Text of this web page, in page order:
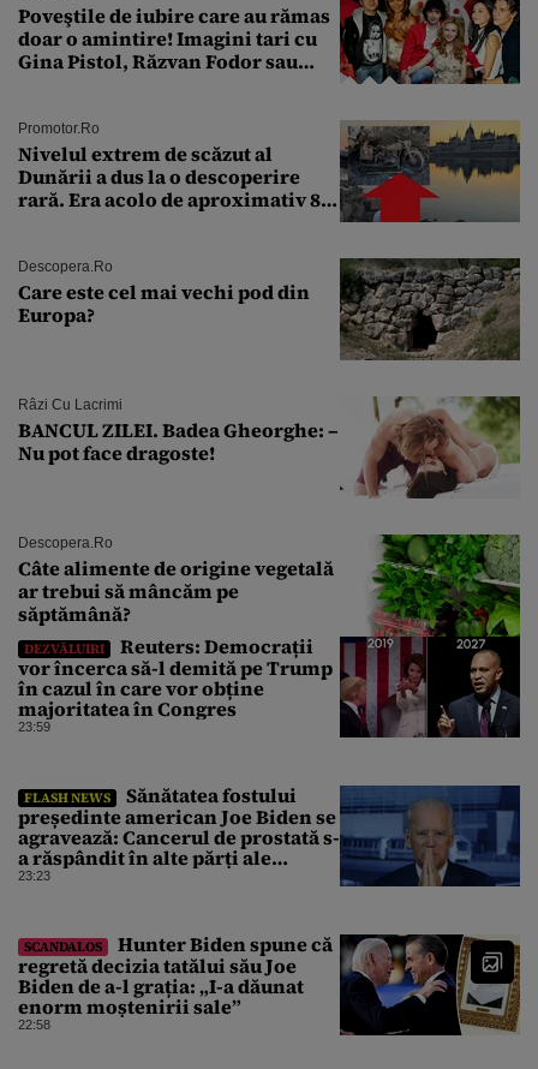
Poveştile de iubire care au rămas
doar o amintire! Imagini tari cu
Gina Pistol, Răzvan Fodor sau
Promotor.ro
Nivelul extrem de scăzut al
Dunării a dus la o descoperire
rară. Era acolo de aproximativ 80
Descopera.ro
Care este cel mai vechi pod din
Europa?
Râzi Cu Lacrimi
BANCUL ZILEI. Badea Gheorghe: –
Nu pot face dragoste!
Descopera.ro
Câte alimente de origine vegetală
ar trebui să mâncăm pe
săptămână?
DEZVĂLUIRI
Reuters: Democrații
vor încerca să-l demită pe Trump
în cazul în care vor obține
majoritatea în Congres
23:59
FLASH NEWS
Sănătatea fostului
președinte american Joe Biden se
agravează: Cancerul de prostată s-
a răspândit în alte părți ale
corpului
23:23
SCANDALOS
Hunter Biden spune că
regretă decizia tatălui său Joe
Biden de a-l grația: „I-a dăunat
enorm moștenirii sale”
22:58